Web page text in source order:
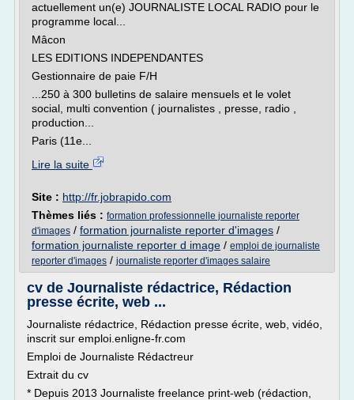
actuellement un(e) JOURNALISTE LOCAL RADIO pour le
programme local...
Mâcon
LES EDITIONS INDEPENDANTES
Gestionnaire de paie F/H
...250 à 300 bulletins de salaire mensuels et le volet
social, multi convention ( journalistes , presse, radio ,
production...
Paris (11e...
Lire la suite
Site : http://fr.jobrapido.com
Thèmes liés : formation professionnelle journaliste reporter
d'images / formation journaliste reporter d'images /
formation journaliste reporter d image / emploi de journaliste
reporter d'images / journaliste reporter d'images salaire
cv de Journaliste rédactrice, Rédaction
presse écrite, web ...
Journaliste rédactrice, Rédaction presse écrite, web, vidéo,
inscrit sur emploi.enligne-fr.com
Emploi de Journaliste Rédactreur
Extrait du cv
* Depuis 2013 Journaliste freelance print-web (rédaction,